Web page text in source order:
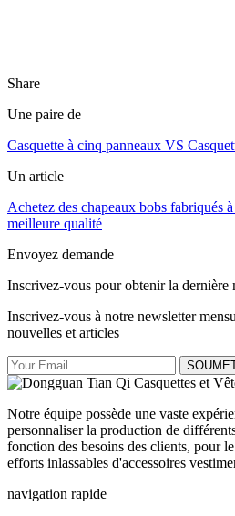
Share
Une paire de
Casquette à cinq panneaux VS
Un article
Achetez des chapeaux bobs fabriqués
meilleure qualité
Envoyez demande
Inscrivez-vous pour obtenir la dernière
Inscrivez-vous à notre newsletter
nouvelles et articles
Notre équipe possède une vaste
personnaliser la production de
fonction des besoins des clients, pour
efforts inlassables d'accessoires
navigation rapide